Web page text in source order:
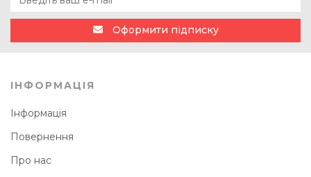
Оформити підписку
ІНФОРМАЦІЯ
Інформація
Повернення
Про нас